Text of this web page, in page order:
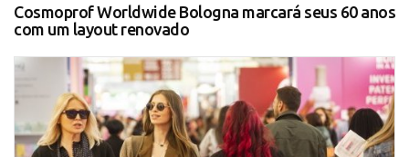
Cosmoprof Worldwide Bologna marcará seus 60 anos
com um layout renovado